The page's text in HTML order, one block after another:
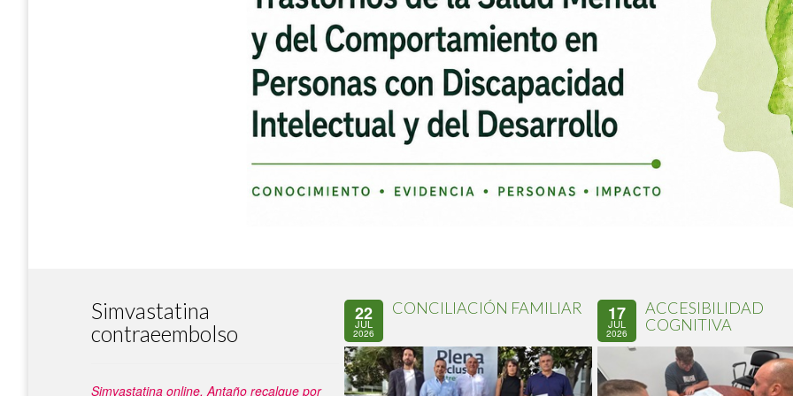
Simvastatina
contraeembolso
Simvastatina online. Antaño recalque por
22
JUL
2026
CONCILIACIÓN FAMILIAR 17
JUL
2026
ACCESIBILIDAD
COGNITIVA